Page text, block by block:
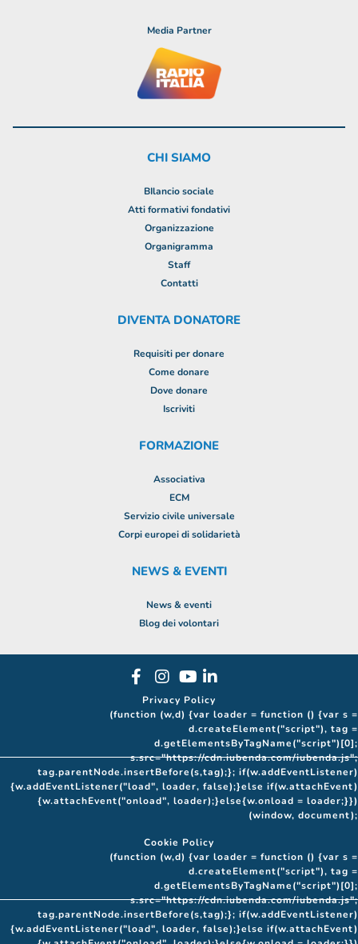
Media Partner
CHI SIAMO
BIlancio sociale
Atti formativi fondativi
Organizzazione
Organigramma
Staff
Contatti
DIVENTA DONATORE
Requisiti per donare
Come donare
Dove donare
Iscriviti
FORMAZIONE
Associativa
ECM
Servizio civile universale
Corpi europei di solidarietà
NEWS & EVENTI
News & eventi
Blog dei volontari
Privacy Policy
(function (w,d) {var loader = function () {var s =
d.createElement("script"), tag =
d.getElementsByTagName("script")[0];
s.src="https://cdn.iubenda.com/iubenda.js";
tag.parentNode.insertBefore(s,tag);}; if(w.addEventListener)
{w.addEventListener("load", loader, false);}else if(w.attachEvent)
{w.attachEvent("onload", loader);}else{w.onload = loader;}})
(window, document);
Cookie Policy
(function (w,d) {var loader = function () {var s =
d.createElement("script"), tag =
d.getElementsByTagName("script")[0];
s.src="https://cdn.iubenda.com/iubenda.js";
tag.parentNode.insertBefore(s,tag);}; if(w.addEventListener)
{w.addEventListener("load", loader, false);}else if(w.attachEvent)